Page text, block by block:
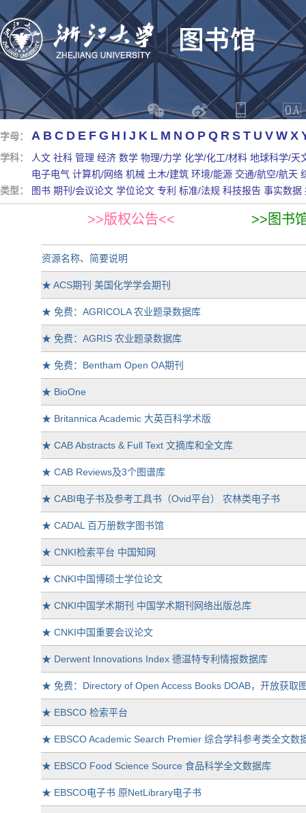
字母： A B C D E F G H I J K L M N O P Q R S T U V W X
学科： 人文 社科 管理 经济 数学 物理/力学 化学/化工/材料 地球科学/天
电子电气 计算机/网络 机械 土木/建筑 环境/能源 交通/航空/航天
类型：
图书 期刊/会议论文 学位论文 专利 标准/法规 科技报告 事实数据
>>版权公告<< >>图书
资源名称、简要说明
★ ACS期刊 美国化学学会期刊
★ 免费：AGRICOLA 农业题录数据库
★ 免费：AGRIS 农业题录数据库
★ 免费：Bentham Open OA期刊
★ BioOne
★ Britannica Academic 大英百科学术版
★ CAB Abstracts & Full Text 文摘库和全文库
★ CAB Reviews及3个图谱库
★ CABI电子书及参考工具书（Ovid平台） 农林类电子书
★ CADAL 百万册数字图书馆
★ CNKI检索平台 中国知网
★ CNKI中国博硕士学位论文
★ CNKI中国学术期刊 中国学术期刊网络出版总库
★ CNKI中国重要会议论文
★ Derwent Innovations Index 德温特专利情报数据库
★ 免费：Directory of Open Access Books DOAB，开放获取
★ EBSCO 检索平台
★ EBSCO Academic Search Premier 综合学科参考类全文数
★ EBSCO Food Science Source 食品科学全文数据库
★ EBSCO电子书 原NetLibrary电子书